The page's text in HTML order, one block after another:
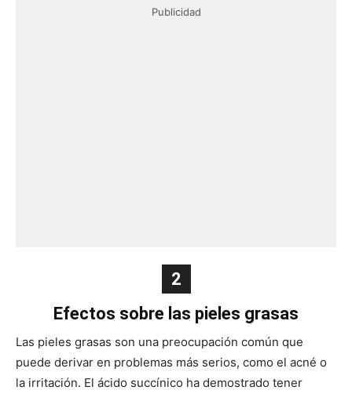
Publicidad
2
Efectos sobre las pieles grasas
Las pieles grasas son una preocupación común que
puede derivar en problemas más serios, como el acné o
la irritación. El ácido succínico ha demostrado tener